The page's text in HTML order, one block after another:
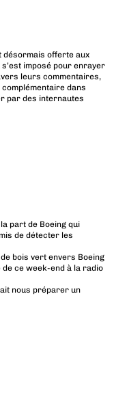
désormais offerte aux
s’est imposé pour enrayer
leurs commentaires,
dans
par des internautes
part de Boeing qui
de détecter les
bois vert envers Boeing
de ce week-end à la radio
nous préparer un